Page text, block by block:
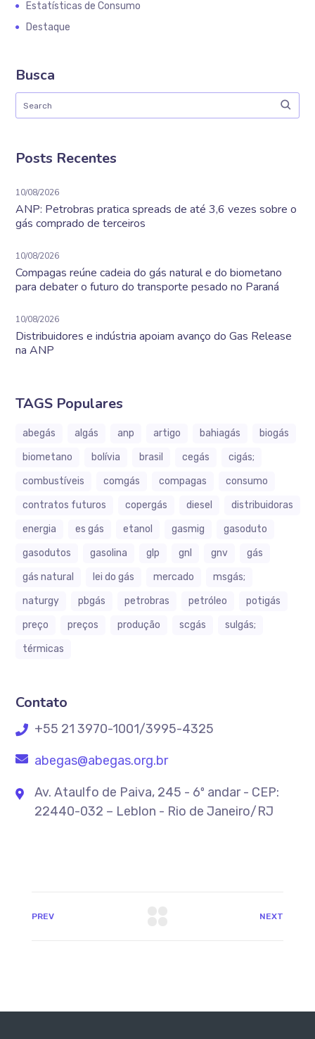
Estatísticas de Consumo
Destaque
Busca
Posts Recentes
10/08/2026
ANP: Petrobras pratica spreads de até 3,6 vezes sobre o
gás comprado de terceiros
10/08/2026
Compagas reúne cadeia do gás natural e do biometano
para debater o futuro do transporte pesado no Paraná
10/08/2026
Distribuidores e indústria apoiam avanço do Gas Release
na ANP
TAGS Populares
abegás algás anp artigo bahiagás
biogás
biometano
bolívia brasil cegás
cigás;
combustíveis
comgás compagas
consumo
contratos futuros
copergás diesel
distribuidoras
energia
es gás etanol gasmig
gasoduto
gasodutos
gasolina glp gnl gnv
gás
gás natural
lei do gás mercado
msgás;
naturgy
pbgás petrobras petróleo
potigás
preço
preços produção scgás
sulgás;
térmicas
Contato
+55 21 3970-1001/3995-4325
abegas@abegas.org.br
Av. Ataulfo de Paiva, 245 - 6º andar - CEP:
22440-032 – Leblon - Rio de Janeiro/RJ
PREV NEXT